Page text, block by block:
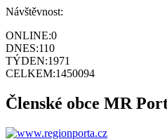
Návštěvnost:
ONLINE:0
DNES:110
TÝDEN:1971
CELKEM:1450094
Členské obce MR